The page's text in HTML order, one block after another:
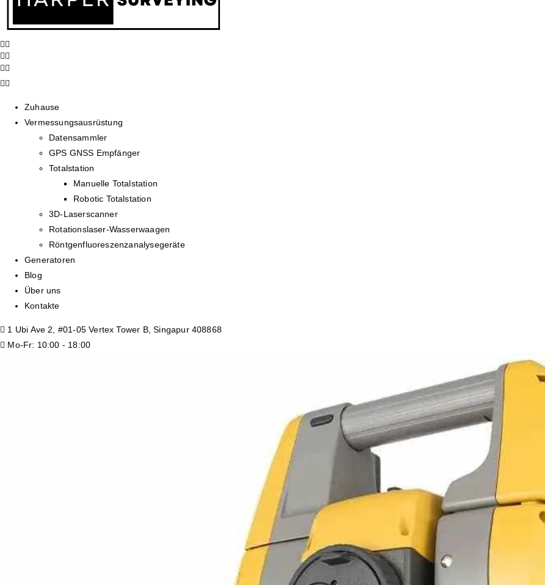
Zuhause
Vermessungsausrüstung
Datensammler
GPS GNSS Empfänger
Totalstation
Manuelle Totalstation
Robotic Totalstation
3D-Laserscanner
Rotationslaser-Wasserwaagen
Röntgenfluoreszenzanalysegeräte
Generatoren
Blog
Über uns
Kontakte
1 Ubi Ave 2, #01-05 Vertex Tower B, Singapur 408868
Mo-Fr: 10:00 - 18:00